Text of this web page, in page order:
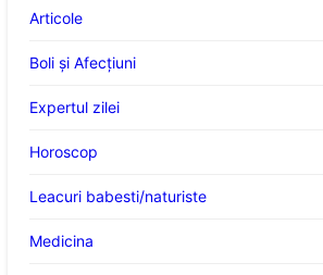
Articole
Boli și Afecțiuni
Expertul zilei
Horoscop
Leacuri babesti/naturiste
Medicina